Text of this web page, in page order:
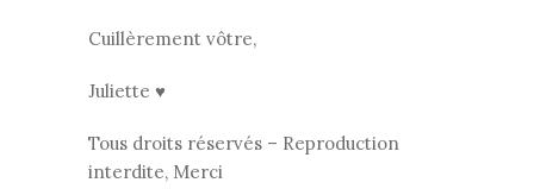
Cuillèrement vôtre,
Juliette ♥
Tous droits réservés – Reproduction
interdite, Merci